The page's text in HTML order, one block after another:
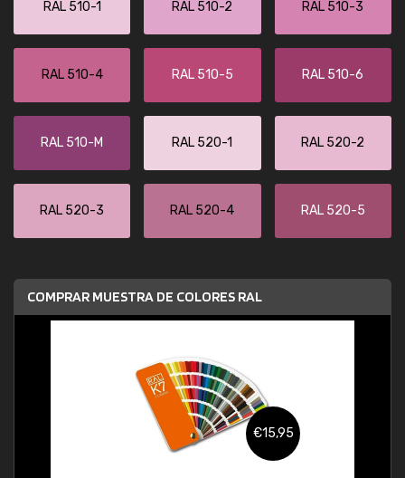
RAL 510-1 RAL 510-2 RAL 510-3
RAL 510-4 RAL 510-5 RAL 510-6
RAL 510-M RAL 520-1 RAL 520-2
RAL 520-3 RAL 520-4 RAL 520-5
COMPRAR MUESTRA DE COLORES RAL
€15,95